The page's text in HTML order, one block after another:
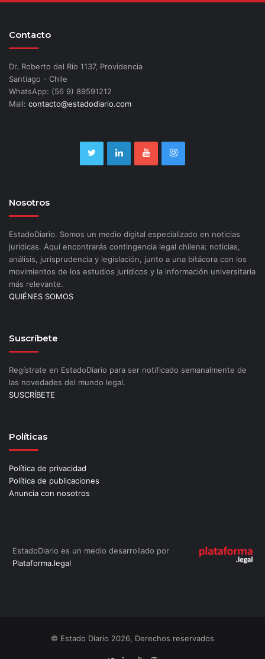
Contacto
Dr. Roberto del Río 1137, Providencia
Santiago - Chile
WhatsApp: (56 9) 89591212
Mail: contacto@estadodiario.com
Nosotros
EstadoDiario. Somos un medio digital especializado en noticias
jurídicas. Aquí encontrarás contingencia legal chilena: noticias,
análisis, jurisprudencia y legislación, junto a una bitácora con los
movimientos de los estudios jurídicos y la información universitaria
más relevante.
QUIÉNES SOMOS
Suscríbete
Regístrate en EstadoDiario para ser notificado semanalmente de
las novedades del mundo legal.
SUSCRÍBETE
Políticas
Política de privacidad
Política de publicaciones
Anuncia con nosotros
EstadoDiario es un medio desarrollado por
Plataforma.legal
© Estado Diario 2026, Derechos reservados